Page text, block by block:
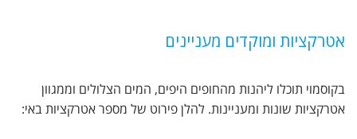
אטרקציות ומוקדים מעניינים
בקוסמוי תוכלו ליהנות מהחופים היפים, המים הצלולים וממגוון
אטרקציות שונות ומעניינות. להלן פירוט של מספר אטרקציות באי: